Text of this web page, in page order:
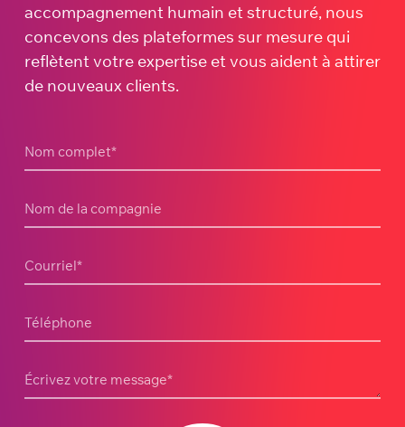
accompagnement humain et structuré, nous
concevons des plateformes sur mesure qui
reflètent votre expertise et vous aident à attirer
de nouveaux clients.
Nom complet*
Nom de la compagnie
Courriel*
Téléphone
Écrivez votre message*